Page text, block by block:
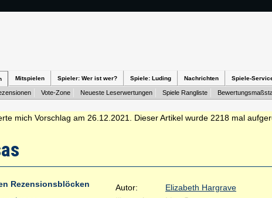
Mitspielen Spieler: Wer ist wer? Spiele: Luding Nachrichten Spiele-
Vote-Zone Neueste Leserwertungen Spiele Rangliste
mich Vorschlag am 26.12.2021. Dieser Artikel wurde 2218 mal
Rezensionsblöcken
Autor:
Elizabeth Hargrave